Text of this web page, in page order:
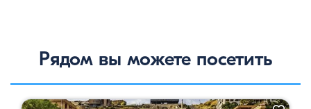
Рядом вы можете посетить